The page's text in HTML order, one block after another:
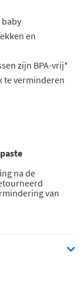
en
zijn BPA-vrij*
te verminderen
na de
van